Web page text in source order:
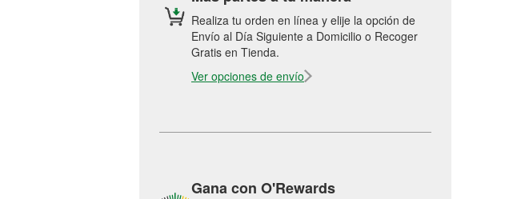
Realiza tu orden en línea y elije la opción de
Envío al Día Siguiente a Domicilio o Recoger
Gratis en Tienda.
Ver opciones de envío
Gana con O'Rewards